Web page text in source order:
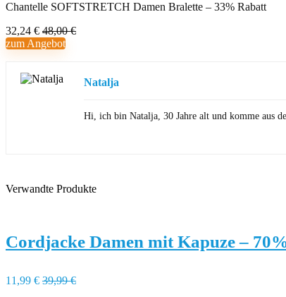
Chantelle SOFTSTRETCH Damen Bralette – 33% Rabatt
32,24 € 48,00 €
zum Angebot
Natalja
Hi, ich bin Natalja, 30 Jahre alt und komme aus
Verwandte Produkte
Cordjacke Damen mit Kapuze –
11,99 € 39,99 €